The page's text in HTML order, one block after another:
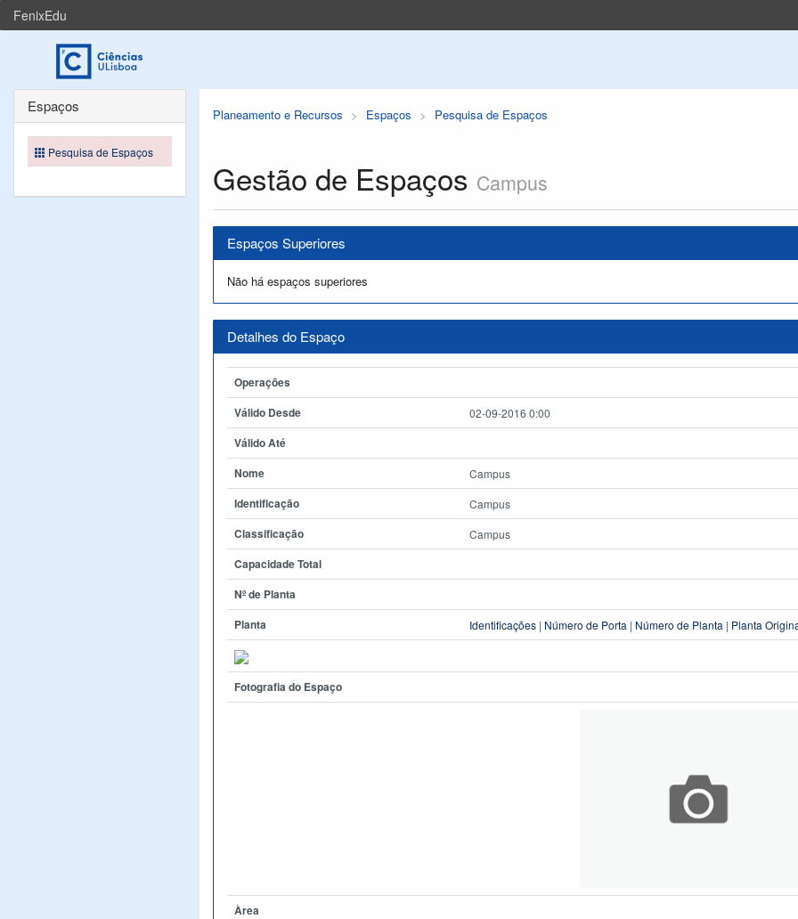
FenixEdu
Planeamento e Recursos Espaços Pesquisa de Espaços
Gestão de Espaços Campus
Espaços Superiores
Não há espaços superiores
Detalhes do Espaço
Operações
Válido Desde
02-09-2016 0:00
Válido Até
Nome
Campus
Identificação Campus
Classificação Campus
Capacidade Total
Nº de Planta
Planta
Identificações | Número de Porta | Número de Planta | Planta
Fotografia do Espaço
Àrea
Espaços
Pesquisa de Espaços